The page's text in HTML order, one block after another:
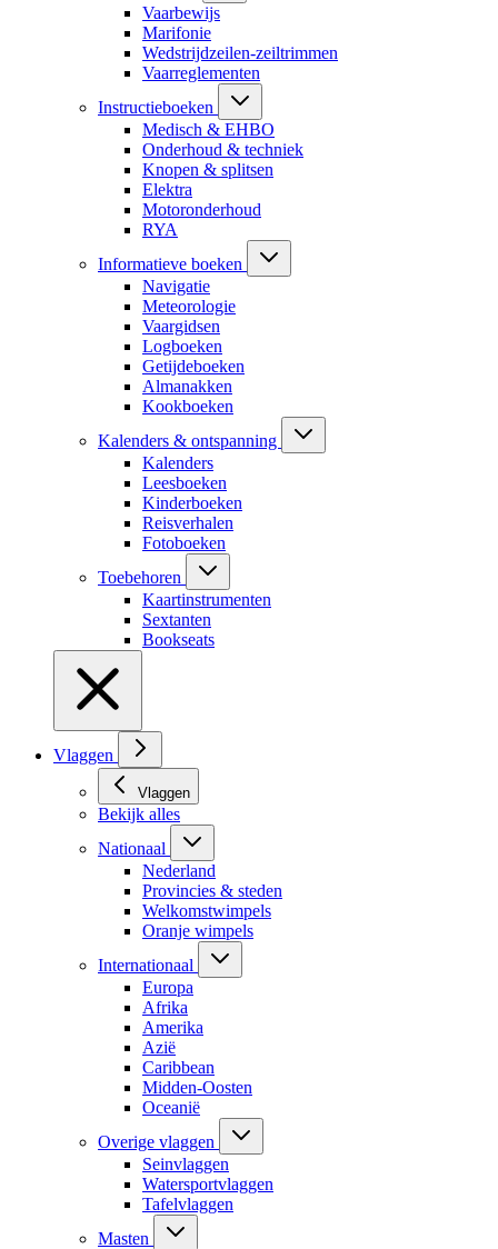
Vaarbewijs
Marifonie
Wedstrijdzeilen-zeiltrimmen
Vaarreglementen
Instructieboeken
Medisch & EHBO
Onderhoud & techniek
Knopen & splitsen
Elektra
Motoronderhoud
RYA
Informatieve boeken
Navigatie
Meteorologie
Vaargidsen
Logboeken
Getijdeboeken
Almanakken
Kookboeken
Kalenders & ontspanning
Kalenders
Leesboeken
Kinderboeken
Reisverhalen
Fotoboeken
Toebehoren
Kaartinstrumenten
Sextanten
Bookseats
Vlaggen
Vlaggen
Bekijk alles
Nationaal
Nederland
Provincies & steden
Welkomstwimpels
Oranje wimpels
Internationaal
Europa
Afrika
Amerika
Azië
Caribbean
Midden-Oosten
Oceanië
Overige vlaggen
Seinvlaggen
Watersportvlaggen
Tafelvlaggen
Masten